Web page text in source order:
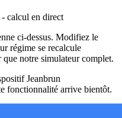
calcul en direct
ci-dessus. Modifiez le
régime se recalcule
que notre simulateur complet.
Jeanbrun
fonctionnalité arrive bientôt.